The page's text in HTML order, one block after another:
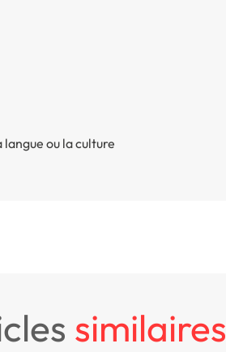
ou la culture
similaires